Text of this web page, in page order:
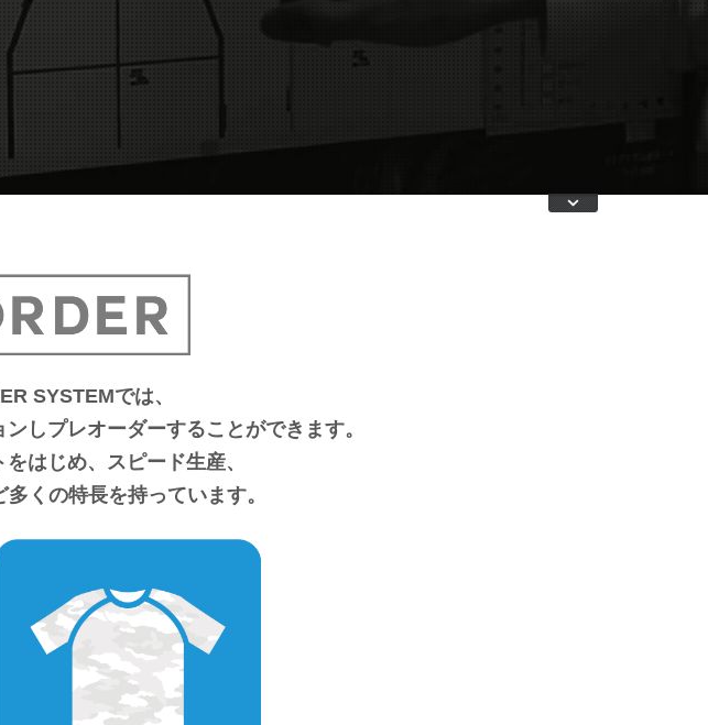
SYSTEMでは、
しプレオーダーすることができます。
はじめ、スピード生産、
くの特長を持っています。